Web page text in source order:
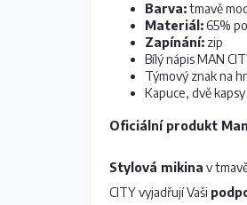
Barva:tmavě
Materiál:65%
Zapínání: zip
Bílý nápis MAN
Týmový znak na
Kapuce, dvě kapsy
Oficiální produkt
Stylová mikina v
CITY vyjadřují Vaši